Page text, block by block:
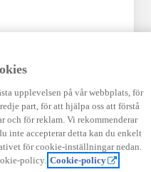
Automat
upplevelsen på vår webbplats, för
part, för att hjälpa oss att förstå
och för reklam. Vi rekommenderar
inte accepterar detta kan du enkelt
för cookie-inställningar nedan.
policy. Cookie-policy